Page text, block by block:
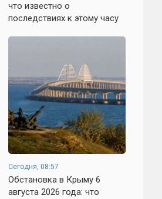
что известно о
последствиях к этому часу
Сегодня, 08:57
Обстановка в Крыму 6
августа 2026 года: что